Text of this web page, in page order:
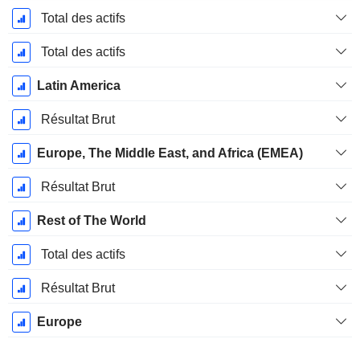
Total des actifs
Total des actifs
Latin America
Résultat Brut
Europe, The Middle East, and Africa (EMEA)
Résultat Brut
Rest of The World
Total des actifs
Résultat Brut
Europe